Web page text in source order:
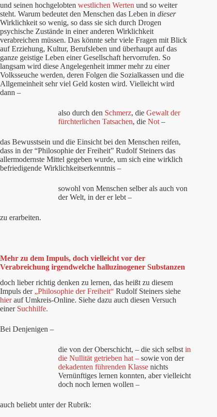
und seinen hochgelobten westlichen Werten und so weiter
steht. Warum bedeutet den Menschen das Leben in dieser
Wirklichkeit so wenig, so dass sie sich durch Drogen
psychische Zustände in einer anderen Wirklichkeit
verabreichen müssen. Das könnte sehr viele Fragen mit Blick
auf Erziehung, Kultur, Berufsleben und überhaupt auf das
ganze geistige Leben einer Gesellschaft hervorrufen. So
langsam wird diese Angelegenheit immer mehr zu einer
Volksseuche werden, deren Folgen die Sozialkassen und die
Allgemeinheit sehr viel Geld kosten wird. Vielleicht wird
dann –
also durch den Schmerz, die Gewalt der
fürchterlichen Tatsachen, die Not –
das Bewusstsein und die Einsicht bei den Menschen reifen,
dass in der “Philosophie der Freiheit” Rudolf Steiners das
allermodernste Mittel gegeben wurde, um sich eine wirklich
befriedigende Wirklichkeitserkenntnis –
sowohl von Menschen selber als auch von
der Welt, in der er lebt –
zu erarbeiten.
Mehr zu dem Impuls, doch vielleicht vor der
Verabreichung irgendwelche halluzinogener Substanzen
doch lieber richtig denken zu lernen, das heißt zu diesem
Impuls der „Philosophie der Freiheit“ Rudolf Steiners siehe
hierauf Umkreis-Online. Siehe dazu auch diesen Versuch
einer Suchhilfe.
Bei Denjenigen –
die von der Oberschicht, – die sich selbst in
die Nullität getrieben hat – sowie von der
dekadenten führenden Klasse nichts
Vernünftiges lernen konnten, aber vielleicht
doch noch lernen wollen –
auch beliebt unter der Rubrik: